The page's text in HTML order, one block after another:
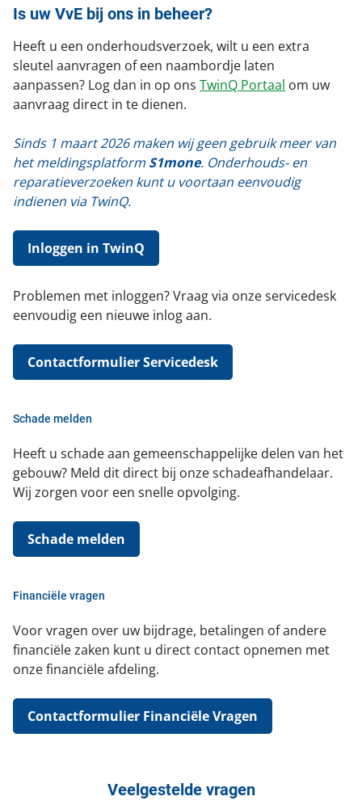
Is uw VvE bij ons in beheer?
Heeft u een onderhoudsverzoek, wilt u een extra
sleutel aanvragen of een naambordje laten
aanpassen? Log dan in op ons TwinQ Portaal om uw
aanvraag direct in te dienen.
Sinds 1 maart 2026 maken wij geen gebruik meer van
het meldingsplatform S1mone. Onderhouds- en
reparatieverzoeken kunt u voortaan eenvoudig
indienen via TwinQ.
Inloggen in TwinQ
Problemen met inloggen? Vraag via onze servicedesk
eenvoudig een nieuwe inlog aan.
Contactformulier Servicedesk
Schade melden
Heeft u schade aan gemeenschappelijke delen van het
gebouw? Meld dit direct bij onze schadeafhandelaar.
Wij zorgen voor een snelle opvolging.
Schade melden
Financiële vragen
Voor vragen over uw bijdrage, betalingen of andere
financiële zaken kunt u direct contact opnemen met
onze financiële afdeling.
Contactformulier Financiële Vragen
Veelgestelde vragen